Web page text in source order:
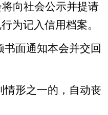
向社会公示并提请
为记入信用档案。
面通知本会并交回
形之一的，自动丧